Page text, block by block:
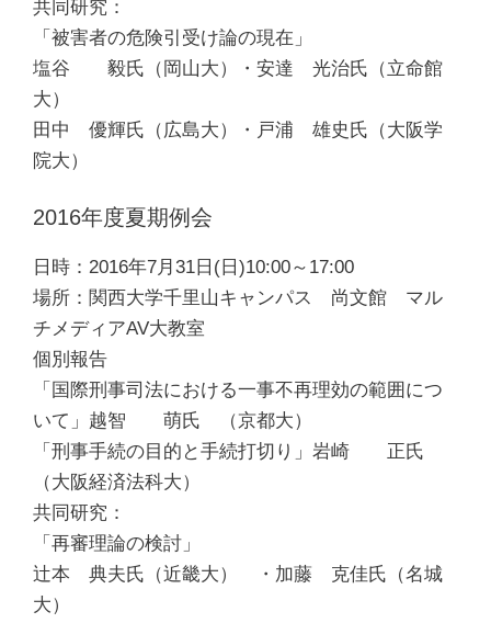
共同研究：
「被害者の危険引受け論の現在」
塩谷 毅氏（岡山大）・安達 光治氏（立命館
大）
田中 優輝氏（広島大）・戸浦 雄史氏（大阪学
院大）
2016年度夏期例会
日時：2016年7月31日(日)10:00～17:00
場所：関西大学千里山キャンパス 尚文館 マル
チメディアAV大教室
個別報告
「国際刑事司法における一事不再理効の範囲につ
いて」越智 萌氏 （京都大）
「刑事手続の目的と手続打切り」岩崎 正氏
（大阪経済法科大）
共同研究：
「再審理論の検討」
辻本 典夫氏（近畿大） ・加藤 克佳氏（名城
大）